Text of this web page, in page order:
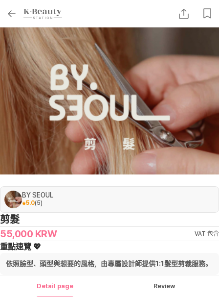
BY SEOUL
5.0(5)
剪髮
55,000 KRW VAT 包含
重點速覽 💖
依照臉型、頭型與想要的風格，由專屬設計師提供1:1髮型剪裁服務。
Detail page Review